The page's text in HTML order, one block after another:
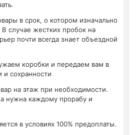
в срок, о котором изначально
В случае жестких пробок на
почти всегда знает объездной
коробки и передаем вам в
и сохранности
на этаж при необходимости.
нужна каждому прорабу и
в условиях 100% предоплаты.